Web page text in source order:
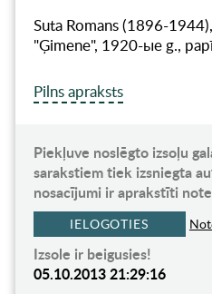
Suta Romans (1896-
"Ģimene", 1920-ые g.,
Pilns apraksts
Piekļuve noslēgto izsoļu
sarakstiem tiek izsniegta
nosacījumi ir aprakstīti
IELOGOTIES
Izsole ir beigusies!
05.10.2013 21:29:16